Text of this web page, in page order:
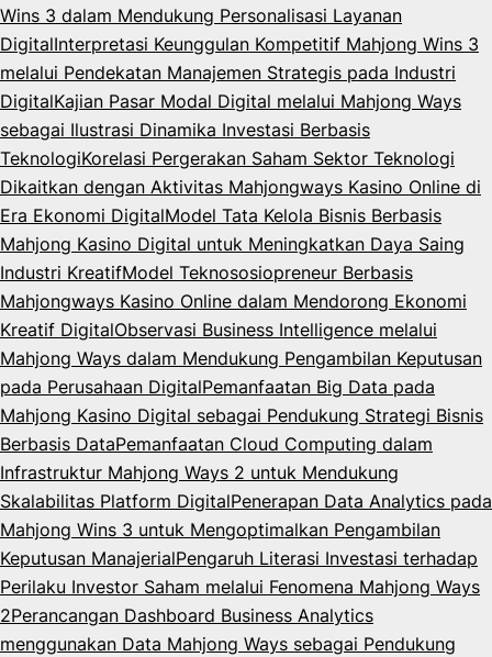
Wins 3 dalam Mendukung Personalisasi Layanan
DigitalInterpretasi Keunggulan Kompetitif Mahjong Wins 3
melalui Pendekatan Manajemen Strategis pada Industri
DigitalKajian Pasar Modal Digital melalui Mahjong Ways
sebagai Ilustrasi Dinamika Investasi Berbasis
TeknologiKorelasi Pergerakan Saham Sektor Teknologi
Dikaitkan dengan Aktivitas Mahjongways Kasino Online di
Era Ekonomi DigitalModel Tata Kelola Bisnis Berbasis
Mahjong Kasino Digital untuk Meningkatkan Daya Saing
Industri KreatifModel Teknososiopreneur Berbasis
Mahjongways Kasino Online dalam Mendorong Ekonomi
Kreatif DigitalObservasi Business Intelligence melalui
Mahjong Ways dalam Mendukung Pengambilan Keputusan
pada Perusahaan DigitalPemanfaatan Big Data pada
Mahjong Kasino Digital sebagai Pendukung Strategi Bisnis
Berbasis DataPemanfaatan Cloud Computing dalam
Infrastruktur Mahjong Ways 2 untuk Mendukung
Skalabilitas Platform DigitalPenerapan Data Analytics pada
Mahjong Wins 3 untuk Mengoptimalkan Pengambilan
Keputusan ManajerialPengaruh Literasi Investasi terhadap
Perilaku Investor Saham melalui Fenomena Mahjong Ways
2Perancangan Dashboard Business Analytics
menggunakan Data Mahjong Ways sebagai Pendukung